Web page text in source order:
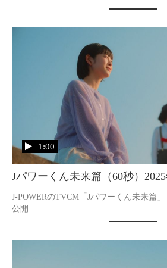
Jパワーくん未来篇（60秒）2025
1:00
J-POWERのTVCM「Jパワーくん未来篇」
公開